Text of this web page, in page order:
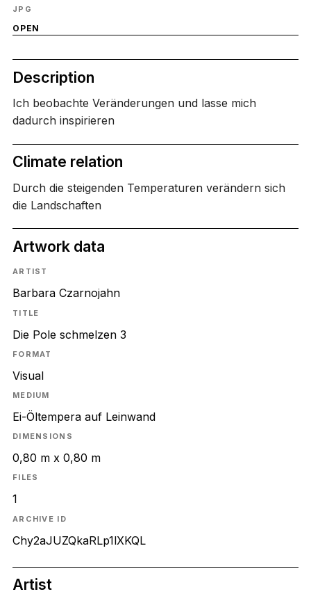
JPG
OPEN
Description
Ich beobachte Veränderungen und lasse mich
dadurch inspirieren
Climate relation
Durch die steigenden Temperaturen verändern sich
die Landschaften
Artwork data
ARTIST
Barbara Czarnojahn
TITLE
Die Pole schmelzen 3
FORMAT
Visual
MEDIUM
Ei-Öltempera auf Leinwand
DIMENSIONS
0,80 m x 0,80 m
FILES
1
ARCHIVE ID
Chy2aJUZQkaRLp1lXKQL
Artist